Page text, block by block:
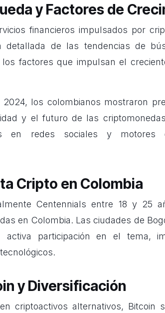
y Factores de
financieros impulsados por
detallada de las tendencias de
factores que impulsan el
los colombianos mostraron
y el futuro de las
en redes sociales y motores
Cripto en Colombia
Centennials entre 18 y 25
en Colombia. Las ciudades de
activa participación en el tema,
y Diversificación
criptoactivos alternativos, Bitcoin